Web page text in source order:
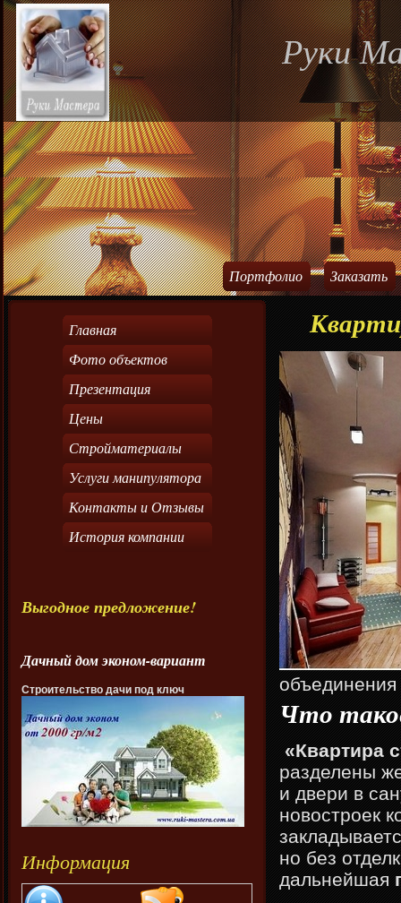
Руки
Портфолио Заказать
Главная
Фото объектов
Презентация
Цены
Стройматериалы
Услуги манипулятора
Контакты и Отзывы
История компании
Выгодное предложение!
Дачный дом эконом-вариант
Строительство дачи под ключ
Информация
Что
«Квартира
разделены
и двери в
новостроек
но без
дальнейшая